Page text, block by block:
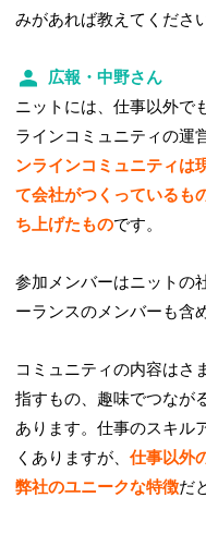
みがあれば教えてくださ
広報・中野さん
ニットには、仕事以外で
ラインコミュニティの運
ンラインコミュニティは
て会社がつくっているも
ち上げたものです。
参加メンバーはニットの
ーランスのメンバーも含
コミュニティの内容はさ
指すもの、趣味でつなが
あります。仕事のスキル
くありますが、仕事以外
弊社のユニークな特徴だ